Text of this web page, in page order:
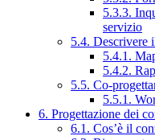
5.3.3.
servizio
5.4. Descrivere
5.4.1.
5.4.2.
5.5. Co-
5.5.1.
6. Progettazione dei
6.1. Cos’è il